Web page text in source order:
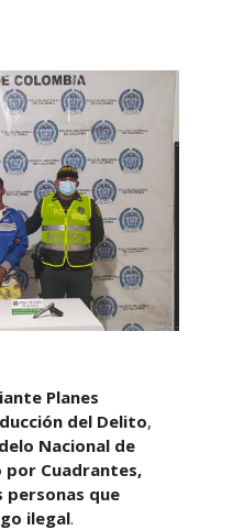
Planes
del Delito,
Nacional de
por Cuadrantes,
personas que
ilegal.